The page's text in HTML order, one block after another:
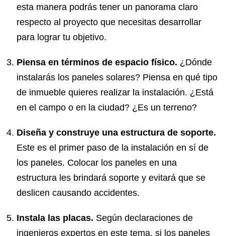
esta manera podrás tener un panorama claro
respecto al proyecto que necesitas desarrollar
para lograr tu objetivo.
Piensa en términos de espacio físico. ¿Dónde
instalarás los paneles solares? Piensa en qué tipo
de inmueble quieres realizar la instalación. ¿Está
en el campo o en la ciudad? ¿Es un terreno?
Diseña y construye una estructura de soporte.
Este es el primer paso de la instalación en sí de
los paneles. Colocar los paneles en una
estructura les brindará soporte y evitará que se
deslicen causando accidentes.
Instala las placas. Según declaraciones de
ingenieros expertos en este tema, si los paneles